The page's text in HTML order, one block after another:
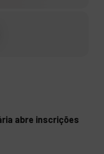
abre inscrições